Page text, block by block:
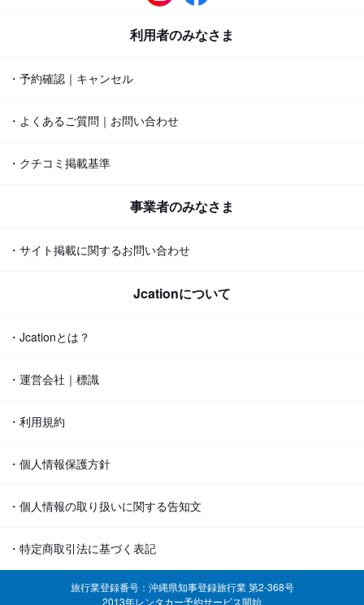
利用者のみなさま
・予約確認｜キャンセル
・よくあるご質問｜お問い合わせ
・クチコミ掲載基準
事業者のみなさま
・サイト掲載に関するお問い合わせ
Jcationについて
・Jcationとは？
・運営会社｜標識
・利用規約
・個人情報保護方針
・個人情報の取り扱いに関する告知文
・特定商取引法に基づく表記
旅行業登録番号：沖縄県知事登録旅行業 第2-368号
2013年レンタカー予約サービス開始